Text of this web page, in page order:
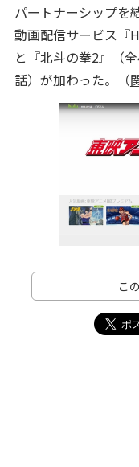
パートナーシップを
動画配信サービス『
と『北斗の拳2』（
話）が加わった。（
こ